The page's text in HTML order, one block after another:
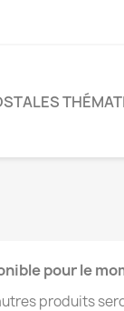
pour le
produits